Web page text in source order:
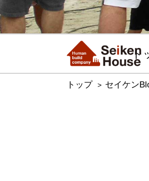
ト
トップ セイケン